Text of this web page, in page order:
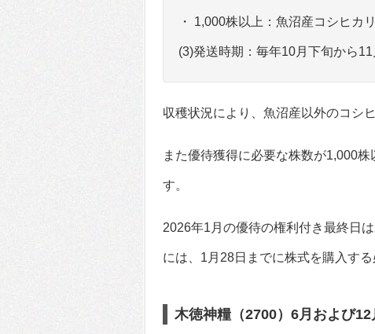
・ 1,000株以上：魚沼産コシヒカ
(3)発送時期：毎年10月下旬から
収穫状況により、魚沼産以外のコシ
また優待獲得に必要な株数が1,000
す。
2026年1月の優待の権利付き最終日
には、1月28日までに株式を購入する
木徳神糧（2700）6月および